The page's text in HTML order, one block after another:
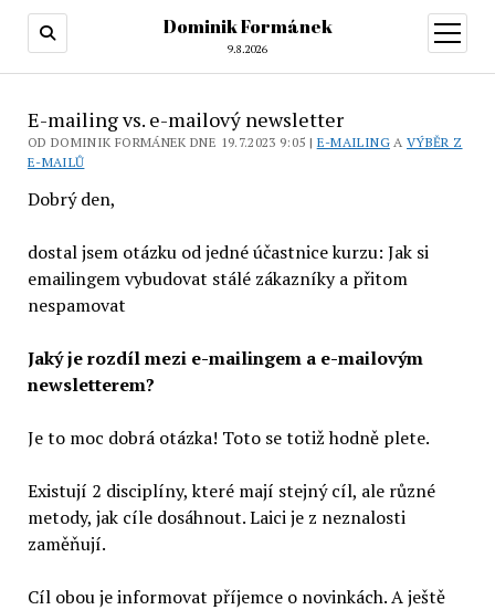
Dominik Formánek
9.8.2026
otevřít
menu
E-mailing vs. e-mailový newsletter
OD DOMINIK FORMÁNEK DNE 19.7.2023 9:05 | E-MAILINGA VÝBĚR Z
E-MAILŮ
Dobrý den,
dostal jsem otázku od jedné účastnice kurzu: Jak si
emailingem vybudovat stálé zákazníky a přitom
nespamovat
Jaký je rozdíl mezi e-mailingem a e-mailovým
newsletterem?
Je to moc dobrá otázka! Toto se totiž hodně plete.
Existují 2 disciplíny, které mají stejný cíl, ale různé
metody, jak cíle dosáhnout. Laici je z neznalosti
zaměňují.
Cíl obou je informovat příjemce o novinkách. A ještě